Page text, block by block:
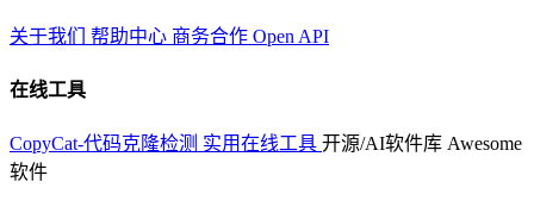
关于我们 帮助中心 商务合作 Open API
在线工具
CopyCat-代码克隆检测 实用在线工具 开源/AI软件库 Awesome
软件